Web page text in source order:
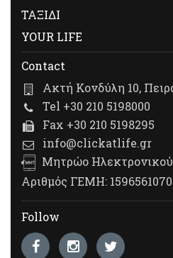
ΤΑΞΙΔΙ
YOUR LIFE
Contact
Ακτή Κονδύλη 10,
Tel +30 210 5198000
Fax +30 210 5198295
info@clickatlife.gr
Μητρώο Ηλεκτρονικού
Αριθμός ΓΕΜΗ:
Follow